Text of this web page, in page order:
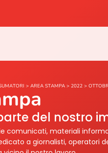
> AREA STAMPA > 2022 >
del nostro
comunicati, materiali
a giornalisti, operatori